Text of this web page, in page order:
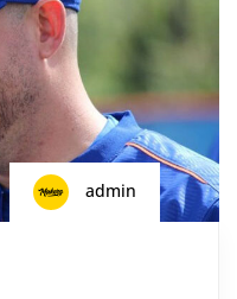
admin